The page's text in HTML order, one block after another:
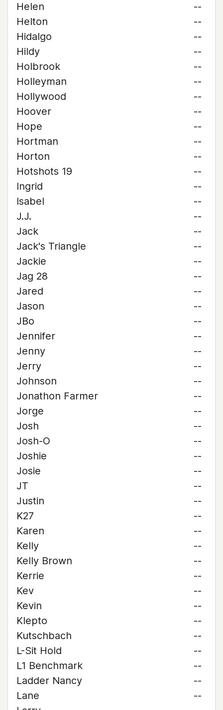
Helen
--
Helton
--
Hidalgo
--
Hildy
--
Holbrook
--
Holleyman
--
Hollywood
--
Hoover
--
Hope
--
Hortman
--
Horton
--
Hotshots 19
--
Ingrid
--
Isabel
--
J.J.
--
Jack
--
Jack's Triangle
--
Jackie
--
Jag 28
--
Jared
--
Jason
--
JBo
--
Jennifer
--
Jenny
--
Jerry
--
Johnson
--
Jonathon Farmer
--
Jorge
--
Josh
--
Josh-O
--
Joshie
--
Josie
--
JT
--
Justin
--
K27
--
Karen
--
Kelly
--
Kelly Brown
--
Kerrie
--
Kev
--
Kevin
--
Klepto
--
Kutschbach
--
L-Sit Hold
--
L1 Benchmark
--
Ladder Nancy
--
Lane
--